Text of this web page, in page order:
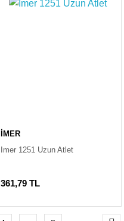
İMER
Imer 1251 Uzun Atlet
361,79 TL